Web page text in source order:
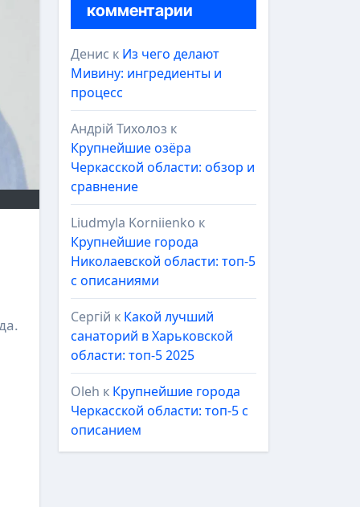
комментарии
Денис к Из чего делают
Мивину: ингредиенты и
процесс
Андрій Тихолоз к
Крупнейшие озёра
Черкасской области: обзор и
сравнение
Liudmyla Korniienko к
Крупнейшие города
Николаевской области: топ-5
с описаниями
Сергій к Какой лучший
санаторий в Харьковской
области: топ-5 2025
Oleh к Крупнейшие города
Черкасской области: топ-5 с
описанием